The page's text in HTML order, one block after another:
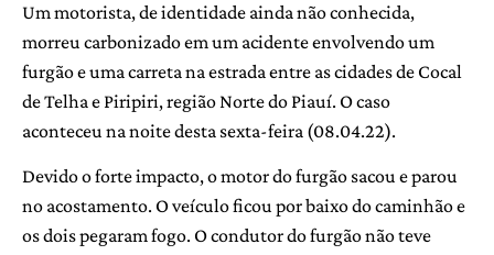
Um motorista, de identidade ainda não conhecida,
morreu carbonizado em um acidente envolvendo um
furgão e uma carreta na estrada entre as cidades de Cocal
de Telha e Piripiri, região Norte do Piauí. O caso
aconteceu na noite desta sexta-feira (08.04.22).
Devido o forte impacto, o motor do furgão sacou e parou
no acostamento. O veículo ficou por baixo do caminhão e
os dois pegaram fogo. O condutor do furgão não teve